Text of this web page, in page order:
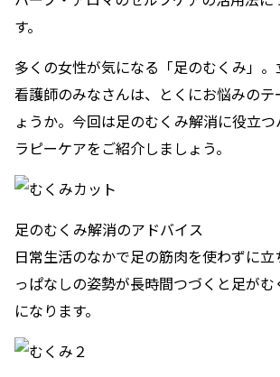
す。
多くの女性が気になる「足のむくみ」
看護師のみなさんは、とくにお悩みのテ
ょうか。今回は足のむくみ解消に役立
ラピーケアをご紹介しましょう。
足のむくみ解消のアドバイス
日常生活のなかで足の筋肉を使わずに立
っぱなしの姿勢が長時間つづくと足が
になります。